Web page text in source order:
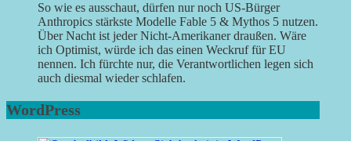
So wie es ausschaut, dürfen nur noch US-Bürger
Anthropics stärkste Modelle Fable 5 & Mythos 5 nutzen.
Über Nacht ist jeder Nicht-Amerikaner draußen. Wäre
ich Optimist, würde ich das einen Weckruf für EU
nennen. Ich fürchte nur, die Verantwortlichen legen sich
auch diesmal wieder schlafen.
WordPress